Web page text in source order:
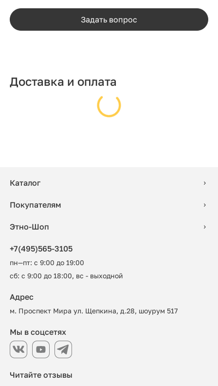
Задать вопрос
Доставка и оплата
Каталог
Покупателям
Этно-Шоп
+7(495)565-3105
пн—пт: с 9:00 до 19:00
сб: с 9:00 до 18:00, вс - выходной
Читайте отзывы
Адрес
м. Проспект Мира ул. Щепкина, д.28, шоурум 517
Мы в соцсетях